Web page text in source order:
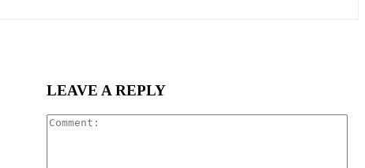
LEAVE A REPLY